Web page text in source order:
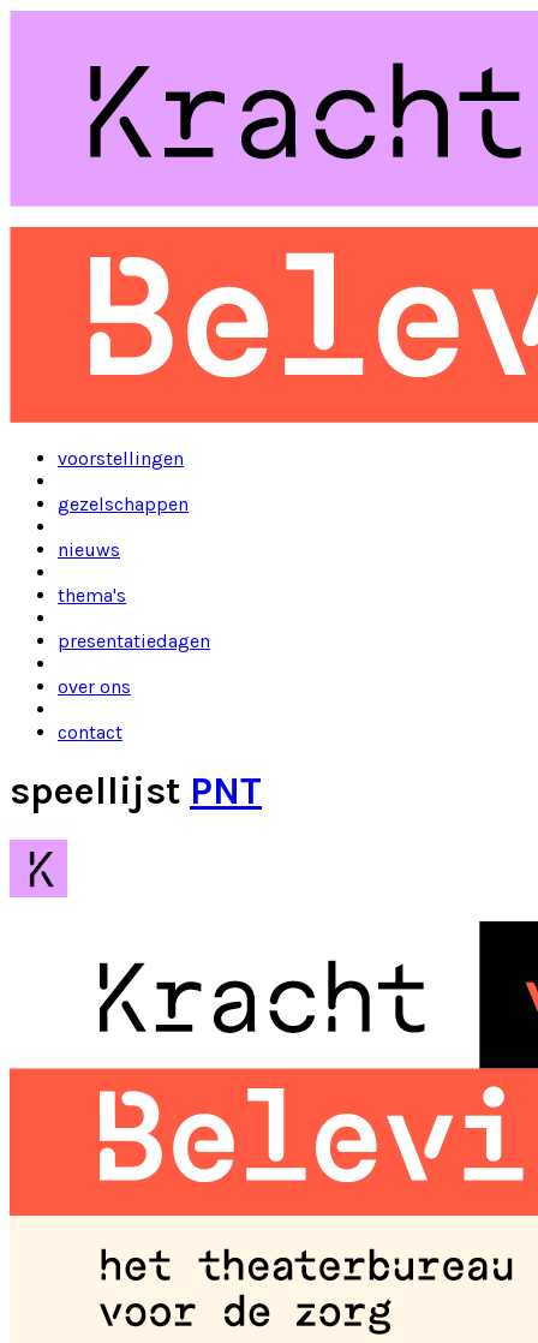
voorstellingen
gezelschappen
nieuws
thema's
presentatiedagen
over ons
contact
speellijst PNT